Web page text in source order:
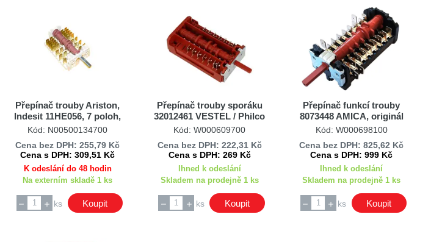
Přepínač trouby Ariston,
Indesit 11HE056, 7 poloh,
C00078435
Kód: N00500134700
Cena bez DPH: 255,79 Kč
Cena s DPH: 309,51 Kč
K odeslání do 48 hodin
Na externím skladě 1 ks
ks Koupit
Přepínač trouby sporáku
32012461 VESTEL / Philco
Kód: W000609700
Cena bez DPH: 222,31 Kč
Cena s DPH: 269 Kč
Ihned k odeslání
Skladem na prodejně 1 ks
ks Koupit
Přepínač funkcí trouby
8073448 AMICA, originál
Kód: W000698100
Cena bez DPH: 825,62 Kč
Cena s DPH: 999 Kč
Ihned k odeslání
Skladem na prodejně 1 ks
ks Koupit